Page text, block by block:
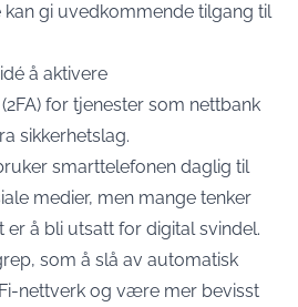
gi uvedkommende tilgang til
å aktivere
for tjenester som nettbank
sikkerhetslag.
smarttelefonen daglig til
medier, men mange tenker
er å bli utsatt for digital svindel.
som å slå av automatisk
nettverk og være mer bevisst